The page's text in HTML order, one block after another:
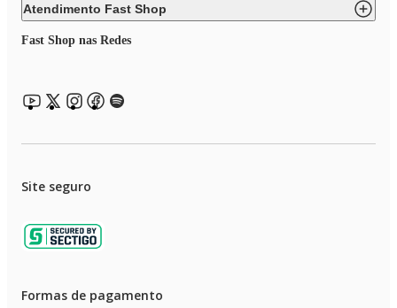
Atendimento Fast Shop
Fast Shop nas Redes
Site seguro
Formas de pagamento